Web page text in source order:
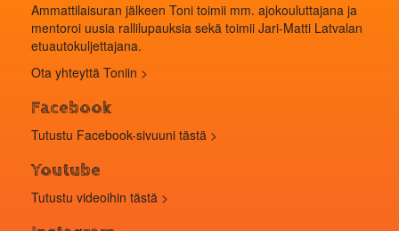
Ammattilaisuran jälkeen Toni toimii mm. ajokouluttajana ja
mentoroi uusia rallilupauksia sekä toimii Jari-Matti Latvalan
etuautokuljettajana.
Ota yhteyttä Toniin >
Facebook
Tutustu Facebook-sivuuni tästä >
Youtube
Tutustu videoihin tästä >